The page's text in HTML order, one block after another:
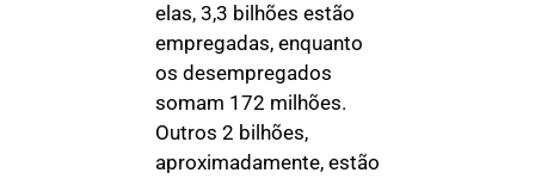
elas, 3,3 bilhões estão
empregadas, enquanto
os desempregados
somam 172 milhões.
Outros 2 bilhões,
aproximadamente, estão